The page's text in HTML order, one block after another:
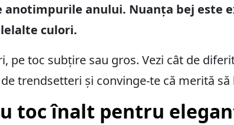
anului. Nuanța bej este
culori.
pe toc subțire sau gros. Vezi cât de
trendsetteri și convinge-te că merită
toc înalt pentru